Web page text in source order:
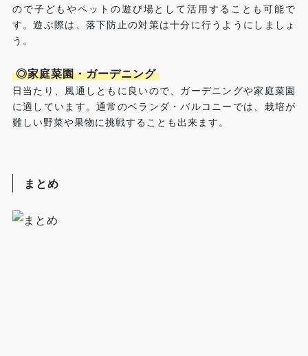
ので子どもやペットの遊び場として活用することも可能で
す。遊ぶ際は、落下防止の対策は十分に行うようにしましょ
う。
◎家庭菜園・ガーデニング
日当たり、風通しともに良いので、ガーデニングや家庭菜園
に適しています。通常のベランダ・バルコニーでは、栽培が
難しい野菜や果物に挑戦することも出来ます。
まとめ